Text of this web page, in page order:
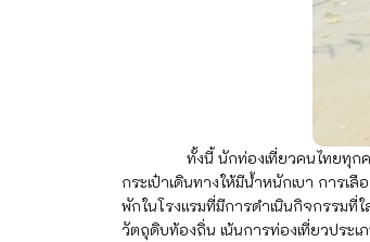
ทั้งนี้ นักท่องเที่ยวคนไทยทุกคนก็สา
กระเป๋าเดินทางให้มีน้ำหนักเบา การ
พักในโรงแรมที่มีการดำเนินกิจกรรม
วัตถุดิบท้องถิ่น เน้นการท่องเที่ยวประ